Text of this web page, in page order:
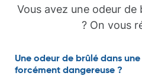
Vous avez une odeur
? On vous
Une odeur de brûlé dans
forcément dangereuse ?